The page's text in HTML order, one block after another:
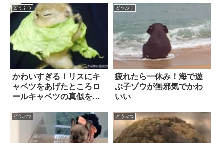
る！？
ぼのとした気持ちになっ
どうぶつ
かわいすぎる！リスにキ
ャベツをあげたところロ
ールキャベツの真似をは
どうぶつ
疲れたら一休み！海で遊
ぶ子ゾウが無邪気でかわ
いい
どうぶつ どうぶつ